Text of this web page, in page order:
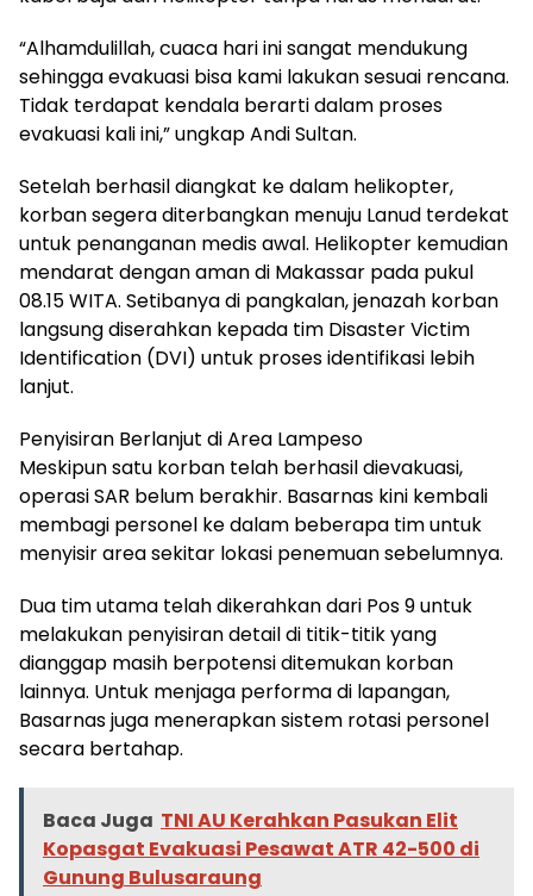
“Alhamdulillah, cuaca hari ini sangat mendukung
sehingga evakuasi bisa kami lakukan sesuai rencana.
Tidak terdapat kendala berarti dalam proses
evakuasi kali ini,” ungkap Andi Sultan.
Setelah berhasil diangkat ke dalam helikopter,
korban segera diterbangkan menuju Lanud terdekat
untuk penanganan medis awal. Helikopter kemudian
mendarat dengan aman di Makassar pada pukul
08.15 WITA. Setibanya di pangkalan, jenazah korban
langsung diserahkan kepada tim Disaster Victim
Identification (DVI) untuk proses identifikasi lebih
lanjut.
Penyisiran Berlanjut di Area Lampeso
Meskipun satu korban telah berhasil dievakuasi,
operasi SAR belum berakhir. Basarnas kini kembali
membagi personel ke dalam beberapa tim untuk
menyisir area sekitar lokasi penemuan sebelumnya.
Dua tim utama telah dikerahkan dari Pos 9 untuk
melakukan penyisiran detail di titik-titik yang
dianggap masih berpotensi ditemukan korban
lainnya. Untuk menjaga performa di lapangan,
Basarnas juga menerapkan sistem rotasi personel
secara bertahap.
Baca Juga TNI AU Kerahkan Pasukan Elit
Kopasgat Evakuasi Pesawat ATR 42-500 di
Gunung Bulusaraung